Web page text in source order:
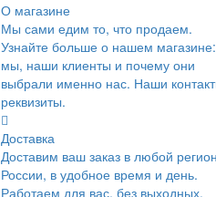
О магазине
Мы сами едим то, что продаем.
Узнайте больше о нашем магазине:
мы, наши клиенты и почему они
выбрали именно нас. Наши
реквизиты.
Доставка
Доставим ваш заказ в любой регион
России, в удобное время и день.
Работаем для вас, без выходных.